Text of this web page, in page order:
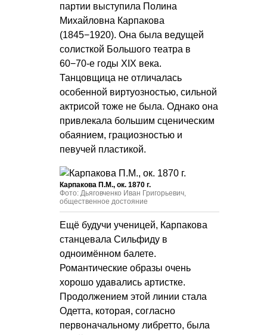
партии выступила Полина
Михайловна Карпакова
(1845−1920). Она была ведущей
солисткой Большого театра в
60−70-е годы XIX века.
Танцовщица не отличалась
особенной виртуозностью, сильной
актрисой тоже не была. Однако она
привлекала большим сценическим
обаянием, грациозностью и
певучей пластикой.
Карпакова П.М., ок. 1870 г.
Фото: Дьяговченко Иван Григорьевич,
общественное достояние
Ещё будучи ученицей, Карпакова
станцевала Сильфиду в
одноимённом балете.
Романтические образы очень
хорошо удавались артистке.
Продолжением этой линии стала
Одетта, которая, согласно
первоначальному либретто, была